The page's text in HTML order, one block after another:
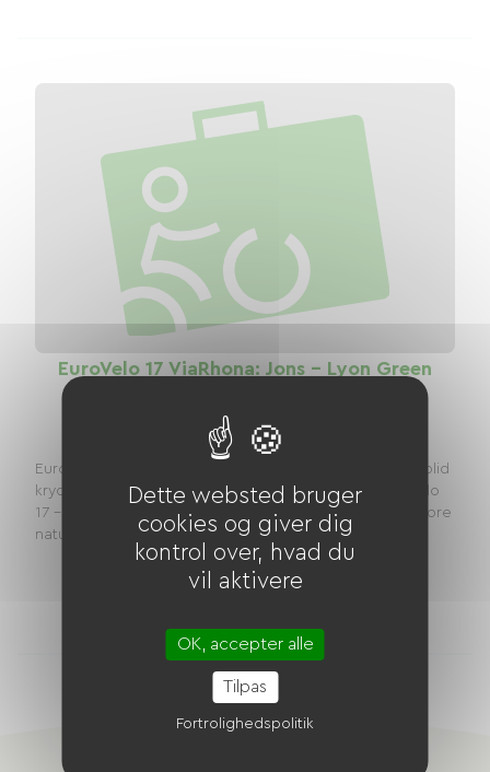
EuroVelo 17 ViaRhona: Jons - Lyon Green
Afstand
27 km
EuroVelo 17 – ViaRhôna: Grøn rute fra Jons til Lyon, en blid
krydsning mellem natur og byTrin Jons – Lyon afEuroVelo
17 – ViaRhôna Det er en sand forbindelse mellem de store
naturområder i Lyon-region...
Dette websted bruger
cookies og giver dig
kontrol over, hvad du
vil aktivere
OK, accepter alle
Tilpas
Fortrolighedspolitik